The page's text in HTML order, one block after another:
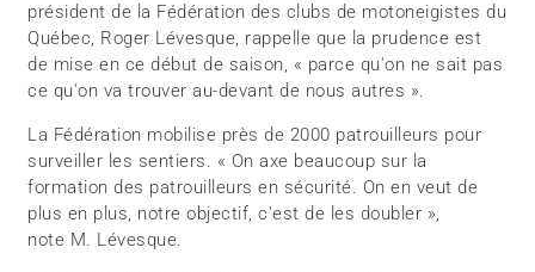
président de la Fédération des clubs de motoneigistes du
Québec, Roger Lévesque, rappelle que la prudence est
de mise en ce début de saison, « parce qu'on ne sait pas
ce qu'on va trouver au-devant de nous autres ».
La Fédération mobilise près de 2000 patrouilleurs pour
surveiller les sentiers. « On axe beaucoup sur la
formation des patrouilleurs en sécurité. On en veut de
plus en plus, notre objectif, c'est de les doubler »,
note M. Lévesque.